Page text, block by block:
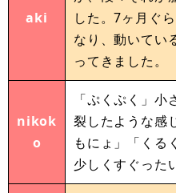
aki
した。7ヶ月ぐ
なり、動いてい
ってきました。
nikok
o
「ぷくぷく」
裂したような感
もにょ」「くる
少しくすぐった